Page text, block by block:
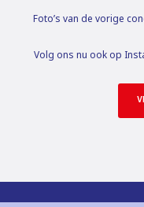
Foto’s van de vorige
Volg ons nu ook op